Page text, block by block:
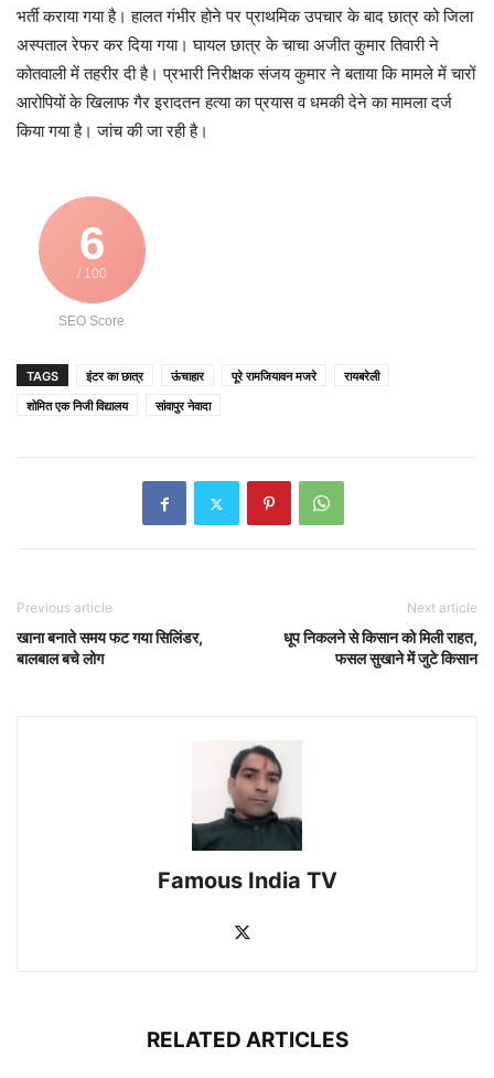
भर्ती कराया गया है। हालत गंभीर होने पर प्राथमिक उपचार के बाद छात्र को जिला
अस्पताल रेफर कर दिया गया। घायल छात्र के चाचा अजीत कुमार तिवारी ने
कोतवाली में तहरीर दी है। प्रभारी निरीक्षक संजय कुमार ने बताया कि मामले में चारों
आरोपियों के खिलाफ गैर इरादतन हत्या का प्रयास व धमकी देने का मामला दर्ज
किया गया है। जांच की जा रही है।
6
/ 100
SEO Score
TAGS इंटर का छात्र ऊंचाहार पूरे रामजियावन मजरे
रायबरेली
शोमित एक निजी विद्यालय
सांवापुर नेवादा
Previous article
खाना बनाते समय फट गया सिलिंडर,
बालबाल बचे लोग
Next article
धूप निकलने से किसान को मिली राहत,
फसल सुखाने में जुटे किसान
Famous India TV
RELATED ARTICLES